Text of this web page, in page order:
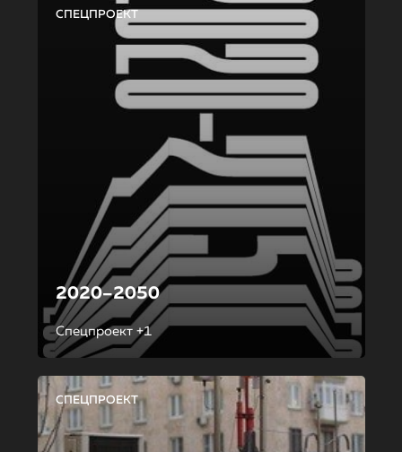
СПЕЦПРОЕКТ
2020–2050
Спецпроект +1
СПЕЦПРОЕКТ